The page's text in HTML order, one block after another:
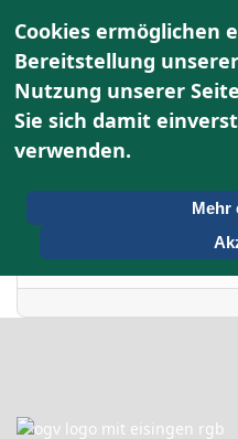
Terminkalender
Sonntag,
Es wurden
Cookies ermöglichen
Bereitstellung
Nutzung unserer
Sie sich damit
verwenden.
Mehr